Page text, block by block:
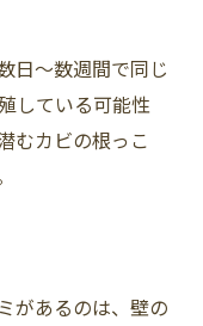
日〜数週間で同じ
している可能性
むカビの根っこ
があるのは、壁の